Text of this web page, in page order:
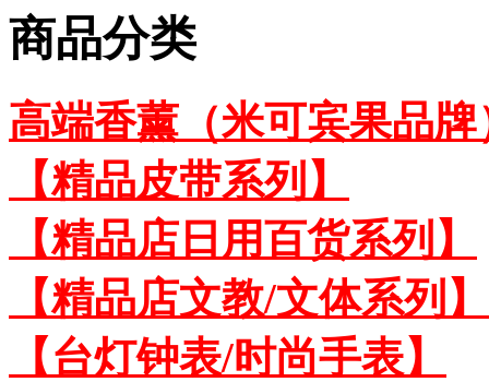
商品分类
高端香薰（米可宾果品牌
【精品皮带系列】
【精品店日用百货系列】
【精品店文教/文体系列】
【台灯钟表/时尚手表】